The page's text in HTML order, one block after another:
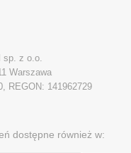
sp. z o.o.
Warszawa
REGON: 141962729
dostępne również w: